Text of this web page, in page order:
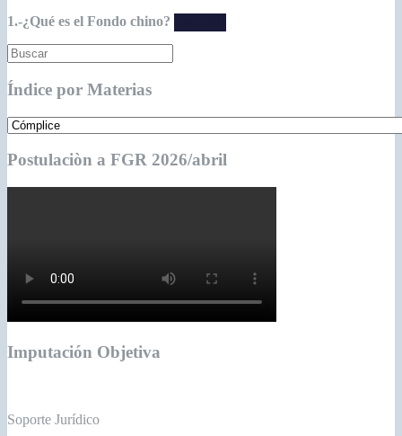
1.-¿Qué es el Fondo chino?
Índice por Materias
Postulaciòn a FGR 2026/abril
Imputación Objetiva
Soporte Jurídico